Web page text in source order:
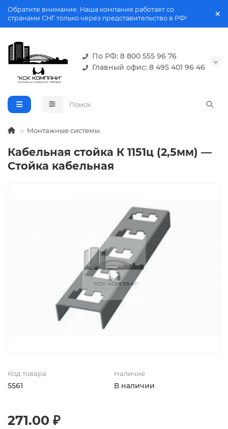
Обратите внимание. Наша компания работает со
странами СНГ только через представительство в РФ!
По РФ: 8 800 555 96 76
Главный офис: 8 495 401 96 46
Монтажные системы
Кабельная стойка К 1151ц (2,5мм) —
Стойка кабельная
Код товара
5561
Наличие
В наличии
271.00 ₽